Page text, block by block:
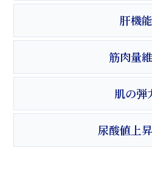
肝機能
筋肉量
肌の弾
尿酸値上